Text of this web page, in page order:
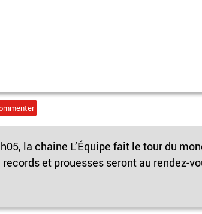
la chaine L’Équipe fait le tour du
et prouesses seront au rendez-